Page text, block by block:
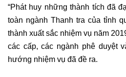
“Phát huy những thành tích đã
toàn ngành Thanh tra của tỉnh
thành xuất sắc nhiệm vụ năm
các cấp, các ngành phê duyệt
hướng nhiệm vụ đã đề ra.